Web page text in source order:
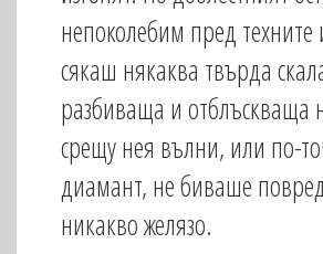
непоколебим пред
сякаш някаква твърда
разбиваща и отблъскваща
срещу нея вълни, или по-
диамант, не биваше
никакво желязо.